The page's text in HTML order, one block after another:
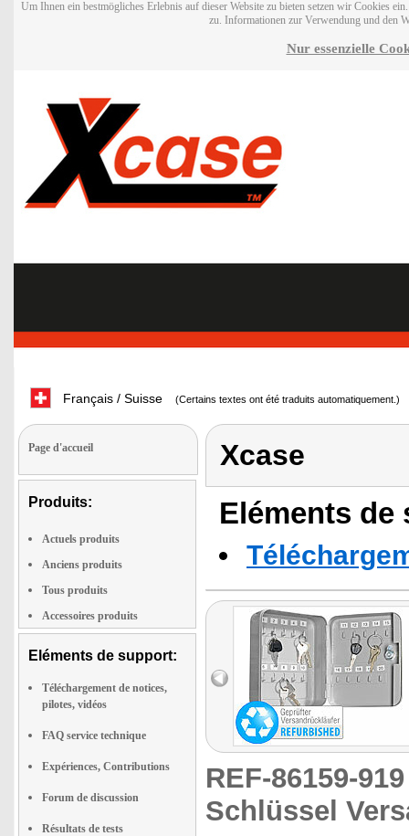
Um Ihnen ein bestmögliches Erlebnis auf dieser Website zu bieten setzen wir Cookies
zu. Informationen zur Verwendung und den
Nur essenzielle
Français / Suisse (Certains textes ont été traduits automatiquement.)
Page d'accueil
Produits:
Actuels produits
Anciens produits
Tous produits
Accessoires produits
Eléments de support:
Téléchargement de notices,
pilotes, vidéos
FAQ service technique
Expériences, Contributions
Forum de discussion
Résultats de tests
Xcase
Eléments
REF-86159-
Schlüssel